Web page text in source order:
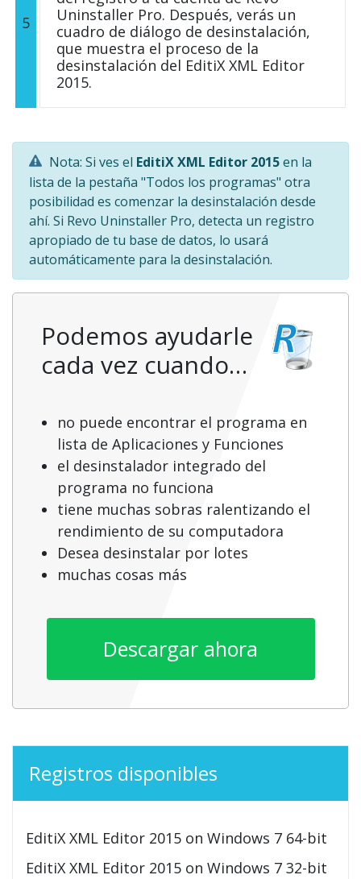
5
Uninstaller Pro. Después, verás un
cuadro de diálogo de desinstalación,
que muestra el proceso de la
desinstalación del EditiX XML Editor
2015.
Nota: Si ves el EditiX XML Editor 2015en la
lista de la pestaña "Todos los programas" otra
posibilidad es comenzar la desinstalación desde
ahí. Si Revo Uninstaller Pro, detecta un registro
apropiado de tu base de datos, lo usará
automáticamente para la desinstalación.
Podemos ayudarle
cada vez cuando…
no puede encontrar el programa en
lista de Aplicaciones y Funciones
el desinstalador integrado del
programa no funciona
tiene muchas sobras ralentizando el
rendimiento de su computadora
Desea desinstalar por lotes
muchas cosas más
Descargar ahora
Registros disponibles
EditiX XML Editor 2015 on Windows 7 64-bit
EditiX XML Editor 2015 on Windows 7 32-bit